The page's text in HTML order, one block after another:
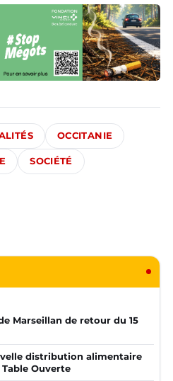
OCCITANIE
SOCIÉTÉ
Marseillan de retour du 15
distribution alimentaire
Ouverte